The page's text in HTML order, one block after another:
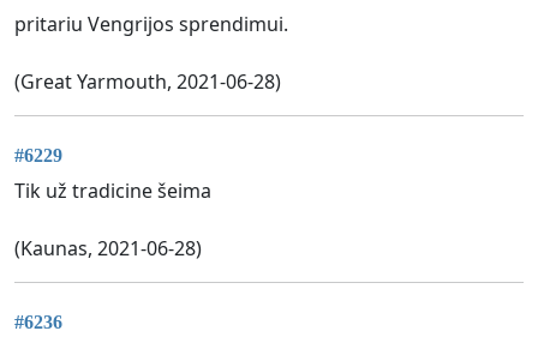
pritariu Vengrijos sprendimui.
(Great Yarmouth, 2021-06-28)
#6229
Tik už tradicine šeima
(Kaunas, 2021-06-28)
#6236